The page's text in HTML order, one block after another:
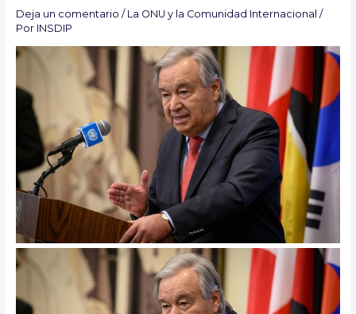
Deja un comentario / La ONU y la Comunidad Internacional /
Por INSDIP